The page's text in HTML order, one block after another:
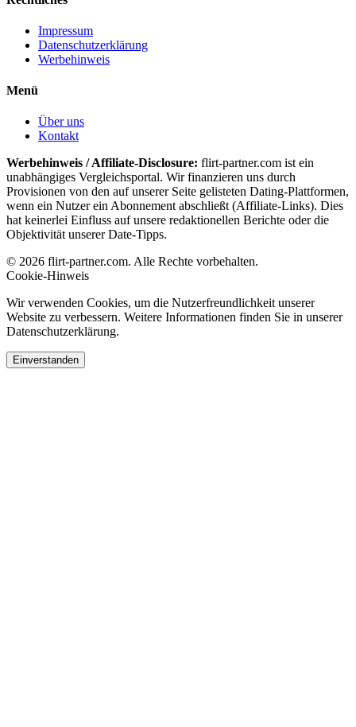
Impressum
Datenschutzerklärung
Werbehinweis
Menü
Über uns
Kontakt
Werbehinweis / Affiliate-Disclosure: flirt-partner.com ist ein
unabhängiges Vergleichsportal. Wir finanzieren uns durch
Provisionen von den auf unserer Seite gelisteten Dating-Plattformen,
wenn ein Nutzer ein Abonnement abschließt (Affiliate-Links). Dies
hat keinerlei Einfluss auf unsere redaktionellen Berichte oder die
Objektivität unserer Date-Tipps.
© 2026 flirt-partner.com. Alle Rechte vorbehalten.
Cookie-Hinweis
Wir verwenden Cookies, um die Nutzerfreundlichkeit unserer
Website zu verbessern. Weitere Informationen finden Sie in unserer
Datenschutzerklärung.
Einverstanden